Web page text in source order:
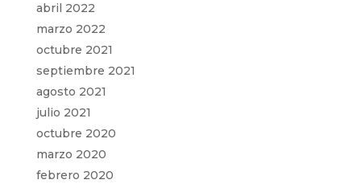
abril 2022
marzo 2022
octubre 2021
septiembre 2021
agosto 2021
julio 2021
octubre 2020
marzo 2020
febrero 2020